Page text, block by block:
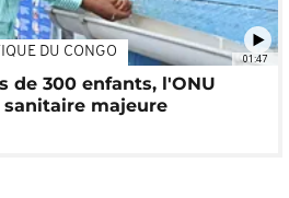
01:47
DU CONGO
de 300 enfants, l'ONU
majeure